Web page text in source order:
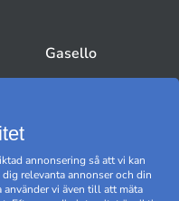
Gasello
Black Friday
Hantera cookies
annonsering så att vi kan
relevanta annonser och din
vi även till att mäta